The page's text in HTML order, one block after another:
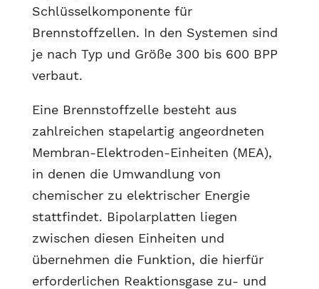
Schlüsselkomponente für
Brennstoffzellen. In den Systemen sind
je nach Typ und Größe 300 bis 600 BPP
verbaut.
Eine Brennstoffzelle besteht aus
zahlreichen stapelartig angeordneten
Membran-Elektroden-Einheiten (MEA),
in denen die Umwandlung von
chemischer zu elektrischer Energie
stattfindet. Bipolarplatten liegen
zwischen diesen Einheiten und
übernehmen die Funktion, die hierfür
erforderlichen Reaktionsgase zu- und